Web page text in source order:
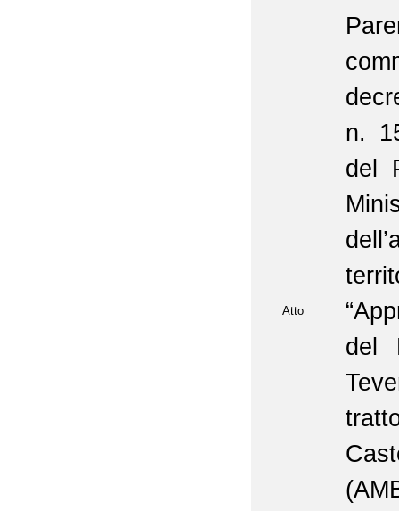
Atto
n.
del
del